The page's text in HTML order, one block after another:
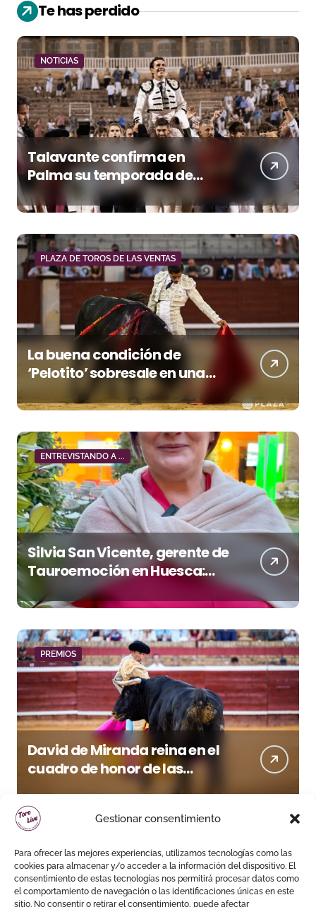
Gestionar consentimiento
Para ofrecer las mejores experiencias, utilizamos tecnologías como las
cookies para almacenar y/o acceder a la información del dispositivo. El
consentimiento de estas tecnologías nos permitirá procesar datos como
el comportamiento de navegación o las identificaciones únicas en este
sitio. No consentir o retirar el consentimiento, puede afectar
Te has perdido
NOTICIAS
Talavante confirma en
Palma su temporada de
figura y el palco niega el
premio a Roca Rey
PLAZA DE TOROS DE LAS VENTAS
La buena condición de
‘Pelotito’ sobresale en una
noche gris en Las Ventas
ENTREVISTANDO A ...
Silvia San Vicente, gerente de
Tauroemoción en Huesca:
«Todas las figuras del toreo
quieren venir a esta feria»
PREMIOS
David de Miranda reina en el
cuadro de honor de las
Colombinas 2026